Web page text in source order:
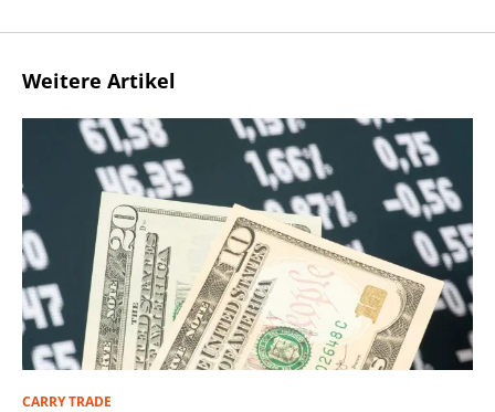
Weitere Artikel
CARRY TRADE